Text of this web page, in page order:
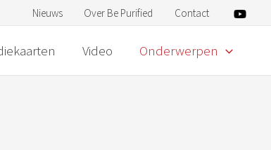
Nieuws Over Be Purified Contact
Video Onderwerpen